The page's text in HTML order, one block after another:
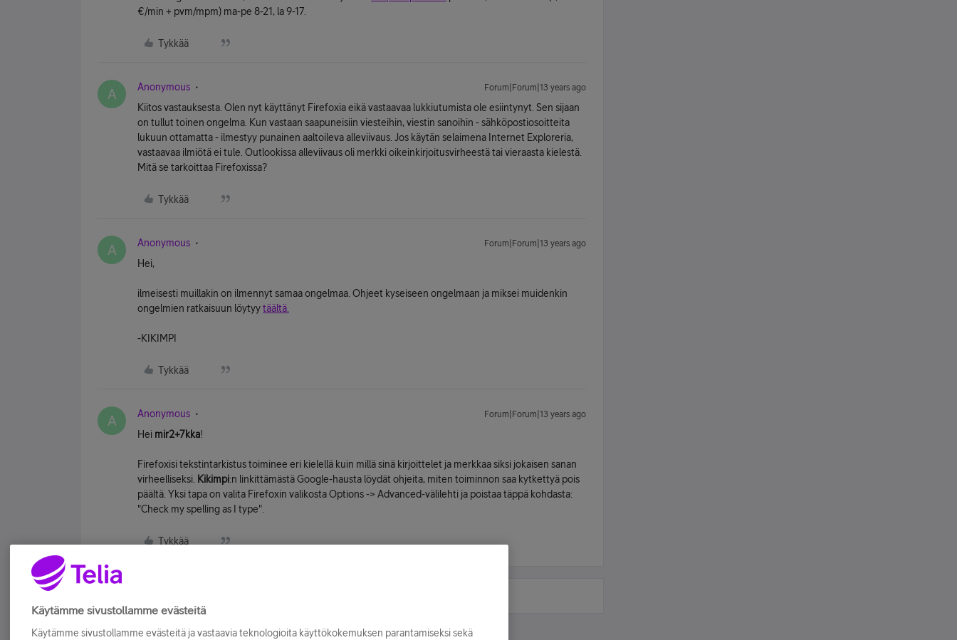
€/min + pvm/mpm) ma-pe 8-21, la 9-17.
Tykkää
A Anonymous Forum|Forum|13 years ago
Kiitos vastauksesta. Olen nyt käyttänyt Firefoxia eikä vastaavaa lukkiutumista ole esiintynyt. Sen sijaan
on tullut toinen ongelma. Kun vastaan saapuneisiin viesteihin, viestin sanoihin - sähköpostiosoitteita
lukuun ottamatta - ilmestyy punainen aaltoileva alleviivaus. Jos käytän selaimena Internet Exploreria,
vastaavaa ilmiötä ei tule. Outlookissa alleviivaus oli merkki oikeinkirjoitusvirheestä tai vieraasta kielestä.
Mitä se tarkoittaa Firefoxissa?
Tykkää
A Anonymous Forum|Forum|13 years ago
Hei,
ilmeisesti muillakin on ilmennyt samaa ongelmaa. Ohjeet kyseiseen ongelmaan ja miksei muidenkin
ongelmien ratkaisuun löytyytäältä.
-KIKIMPI
Tykkää
A Anonymous Forum|Forum|13 years ago
Hei mir2+7kka!
Firefoxisi tekstintarkistus toiminee eri kielellä kuin millä sinä kirjoittelet ja merkkaa siksi jokaisen sanan
virheelliseksi. Kikimpi:n linkittämästä Google-hausta löydät ohjeita, miten toiminnon saa kytkettyä pois
päältä. Yksi tapa on valita Firefoxin valikosta Options -> Advanced-välilehti ja poistaa täppä kohdasta:
"Check my spelling as I type".
Tykkää
Käytämme sivustollamme evästeitä
Käytämme sivustollamme evästeitä ja vastaavia teknologioita käyttökokemuksen parantamiseksi sekä